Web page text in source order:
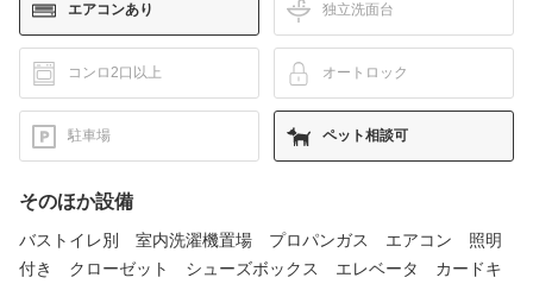
エアコンあり 独立洗面台
コンロ2口以上 オートロック
駐車場 ペット相談可
そのほか設備
バストイレ別 室内洗濯機置場 プロパンガス エアコン 照明
付き クローゼット シューズボックス エレベータ カードキ